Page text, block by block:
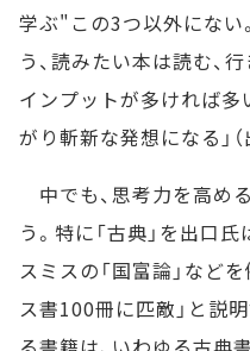
学ぶ"この3つ以外にない
う、読みたい本は読む、
インプットが多ければ
がり斬新な発想になる」（
中でも、思考力を高め
う。特に「古典」を出口氏
スミスの「国富論」など
ス書100冊に匹敵」と説